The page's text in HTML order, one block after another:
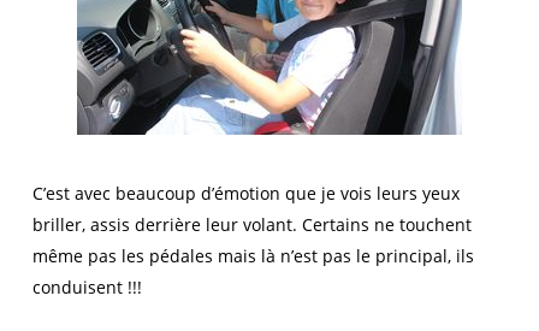
C’est avec beaucoup d’émotion que je vois leurs yeux
briller, assis derrière leur volant. Certains ne touchent
même pas les pédales mais là n’est pas le principal, ils
conduisent !!!